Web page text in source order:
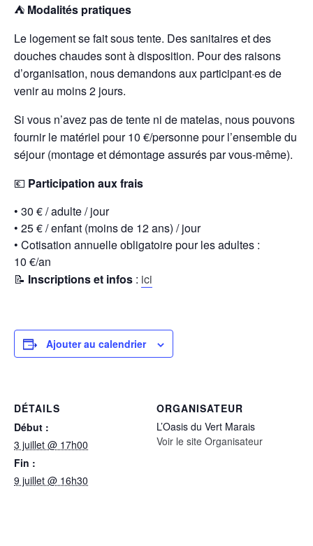
⛺ Modalités pratiques
Le logement se fait sous tente. Des sanitaires et des
douches chaudes sont à disposition. Pour des raisons
d’organisation, nous demandons aux participant·es de
venir au moins 2 jours.
Si vous n’avez pas de tente ni de matelas, nous pouvons
fournir le matériel pour 10 €/personne pour l’ensemble du
séjour (montage et démontage assurés par vous-même).
💶 Participation aux frais
• 30 € / adulte / jour
• 25 € / enfant (moins de 12 ans) / jour
• Cotisation annuelle obligatoire pour les adultes :
10 €/an
📝 Inscriptions et infos : ici
Ajouter au calendrier
DÉTAILS
Début :
3 juillet @ 17h00
Fin :
9 juillet @ 16h30
ORGANISATEUR
L’Oasis du Vert Marais
Voir le site Organisateur